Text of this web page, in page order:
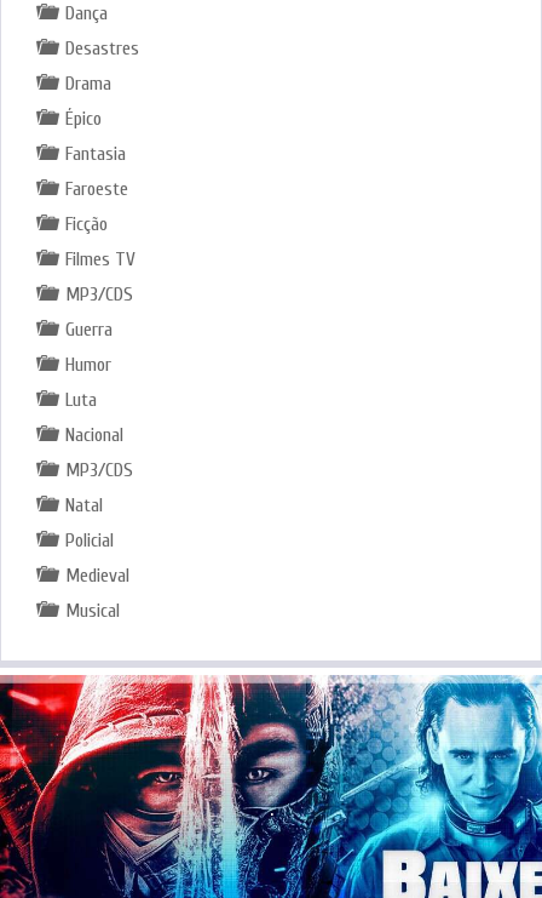
Dança
Desastres
Drama
Épico
Fantasia
Faroeste
Ficção
Filmes TV
MP3/CDS
Guerra
Humor
Luta
Nacional
MP3/CDS
Natal
Policial
Medieval
Musical
.